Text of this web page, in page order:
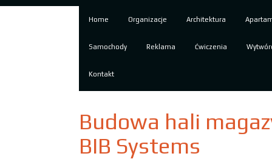
Home Organizacje Architektura
Samochody Reklama Ćwiczenia
Kontakt
Budowa hali
BIB Systems